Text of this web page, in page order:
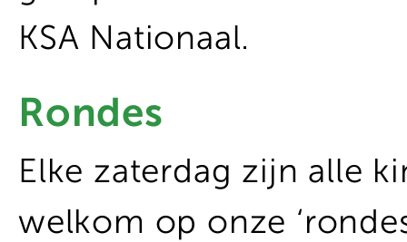
KSA Nationaal.
Rondes
Elke zaterdag zijn alle
welkom op onze